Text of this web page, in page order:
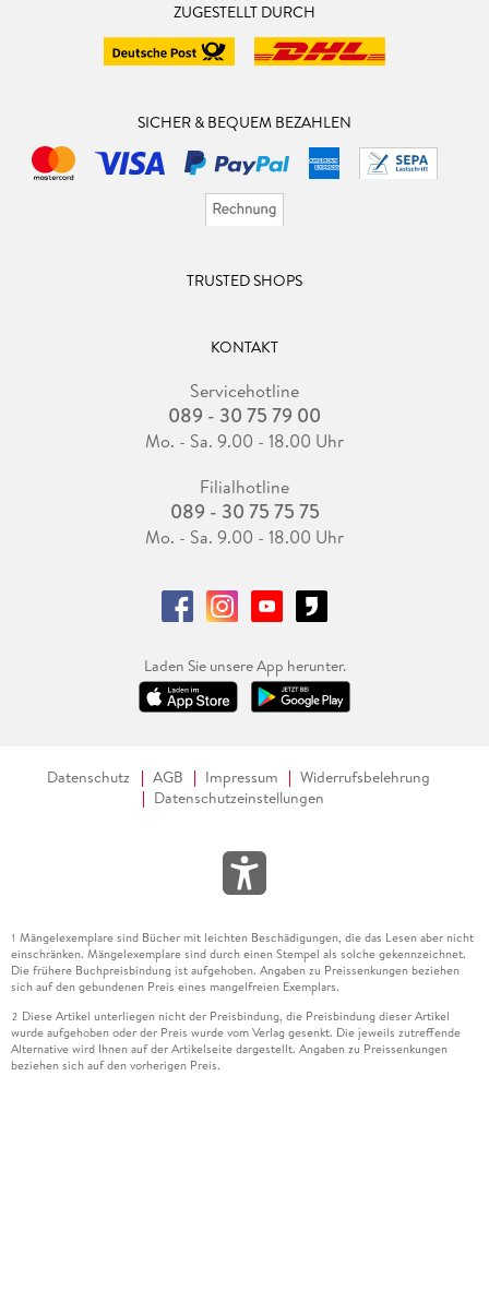
ZUGESTELLT DURCH
SICHER & BEQUEM BEZAHLEN
TRUSTED SHOPS
KONTAKT
Servicehotline
089 - 30 75 79 00
Mo. - Sa. 9.00 - 18.00 Uhr
Filialhotline
089 - 30 75 75 75
Mo. - Sa. 9.00 - 18.00 Uhr
Laden Sie unsere App herunter.
Datenschutz AGB Impressum
Widerrufsbelehrung
Datenschutzeinstellungen
1 Mängelexemplare sind Bücher mit leichten Beschädigungen, die das Lesen aber nicht
einschränken. Mängelexemplare sind durch einen Stempel als solche gekennzeichnet.
Die frühere Buchpreisbindung ist aufgehoben. Angaben zu Preissenkungen beziehen
sich auf den gebundenen Preis eines mangelfreien Exemplars.
2 Diese Artikel unterliegen nicht der Preisbindung, die Preisbindung dieser Artikel
wurde aufgehoben oder der Preis wurde vom Verlag gesenkt. Die jeweils zutreffende
Alternative wird Ihnen auf der Artikelseite dargestellt. Angaben zu Preissenkungen
beziehen sich auf den vorherigen Preis.